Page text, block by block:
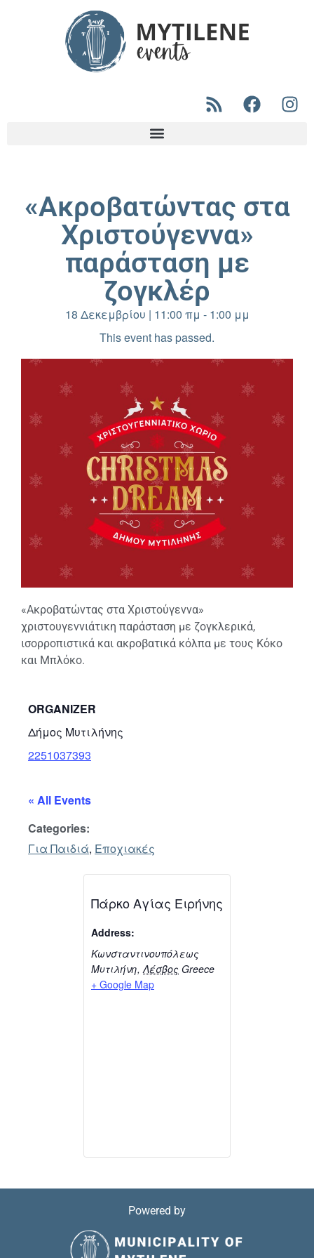
«Ακροβατώντας στα
Χριστούγεννα»
παράσταση με
ζογκλέρ
18 Δεκεμβρίου | 11:00 πμ - 1:00 μμ
This event has passed.
«Ακροβατώντας στα Χριστούγεννα»
χριστουγεννιάτικη παράσταση με ζογκλερικά,
ισορροπιστικά και ακροβατικά κόλπα με τους Κόκο
και Μπλόκο.
ORGANIZER
Δήμος Μυτιλήνης
2251037393
Categories:
Για Παιδιά, Εποχιακές
« All Events
Πάρκο Αγίας Ειρήνης
Address:
Κωνσταντινουπόλεως
Μυτιλήνη, Λέσβος Greece
+ Google Map
Powered by